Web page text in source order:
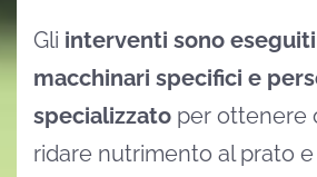
Gli interventi sono
macchinari specifici e
specializzato per ottenere
ridare nutrimento al prato